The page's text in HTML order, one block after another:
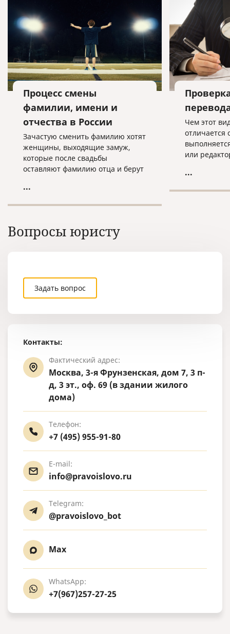
Контакты:
Фактический адрес:
Москва, 3-я Фрунзенская, дом 7, 3 п-
д, 3 эт., оф. 69 (в здании жилого
дома)
Телефон:
+7 (495) 955-91-80
E-mail:
info@pravoislovo.ru
Telegram:
@pravoislovo_bot
Max
WhatsApp:
+7(967)257-27-25
Процесс смены
фамилии, имени и
отчества в России
Зачастую сменить фамилию хотят
женщины, выходящие замуж,
которые после свадьбы
оставляют фамилию отца и берут
...
Чем этот
отличается
или
имена
...
Вопросы юристу
Задать вопрос